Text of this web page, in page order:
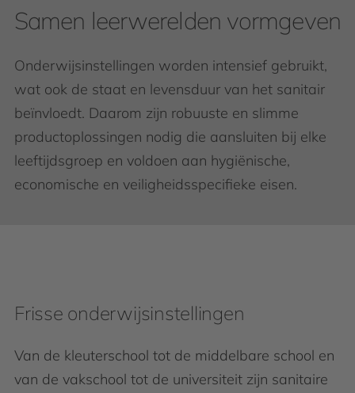
Samen leerwerelden vormgeven
Onderwijsinstellingen worden intensief gebruikt,
wat ook de staat en levensduur van het sanitair
beïnvloedt. Daarom zijn robuuste en slimme
productoplossingen nodig die aansluiten bij elke
leeftijdsgroep en voldoen aan hygiënische,
economische en veiligheidsspecifieke eisen.
Frisse onderwijsinstellingen
Van de kleuterschool tot de middelbare school en
van de vakschool tot de universiteit zijn sanitaire